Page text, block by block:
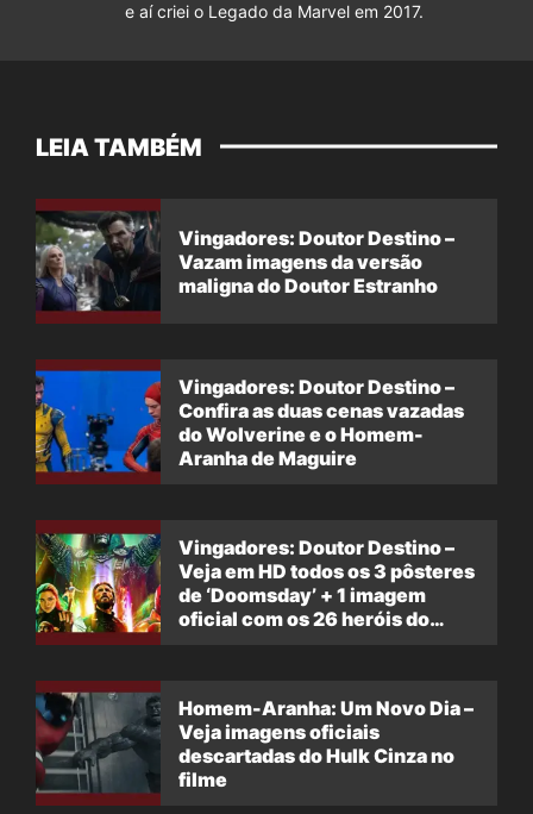
e aí criei o Legado da Marvel em 2017.
LEIA TAMBÉM
Vingadores: Doutor Destino –
Vazam imagens da versão
maligna do Doutor Estranho
Vingadores: Doutor Destino –
Confira as duas cenas vazadas
do Wolverine e o Homem-
Aranha de Maguire
Vingadores: Doutor Destino –
Veja em HD todos os 3 pôsteres
de ‘Doomsday’ + 1 imagem
oficial com os 26 heróis do
Homem-Aranha: Um Novo Dia –
Veja imagens oficiais
descartadas do Hulk Cinza no
filme